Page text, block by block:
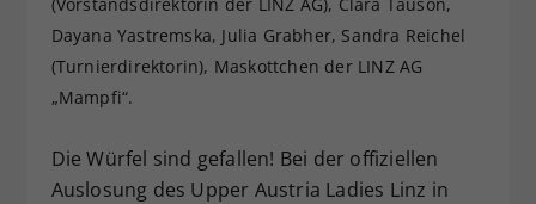
Dayana Yastremska, Julia Grabher, Sandra Reichel
(Turnierdirektorin), Maskottchen der LINZ AG
„Mampfi“.
Die Würfel sind gefallen! Bei der offiziellen
Auslosung des Upper Austria Ladies Linz in
Zweck
Dieser Wert speichert Ihre Consent-
Einstellungen. Unter anderem eine
zufällig generierte ID, für die
Webseiten-Betreiber dies eingestellt
hat.